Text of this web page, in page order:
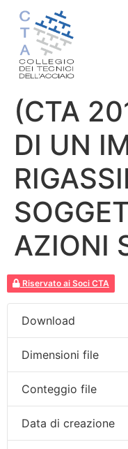
(CTA
DI UN
AZIONI
Riservato ai Soci CTA
Download
Dimensioni file
Conteggio file
Data di creazione